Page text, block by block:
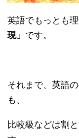
英語でもっとも
現」 です。
それまで、英語
も、
比較級などは割